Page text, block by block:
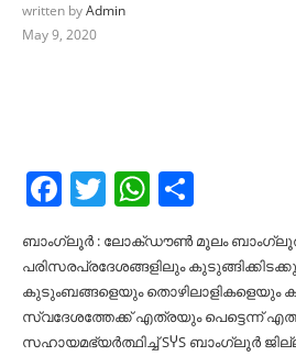
written byAdmin
May 9, 2020
Facebook
TwitterWhatsApp
ബാംഗ്ലൂർ : ലോക്‌ഡൗൺ മൂലം
പരിസരപ്രദേശങ്ങളിലും
കുടുംബങ്ങളെയും തൊഴിലാളികളെയും
സ്വദേശത്തേക്ക് എത്രയും പെട്ടെന്ന്
സഹായമഭ്യർത്ഥിച്ച് SჄS ബാംഗ്ലൂർ